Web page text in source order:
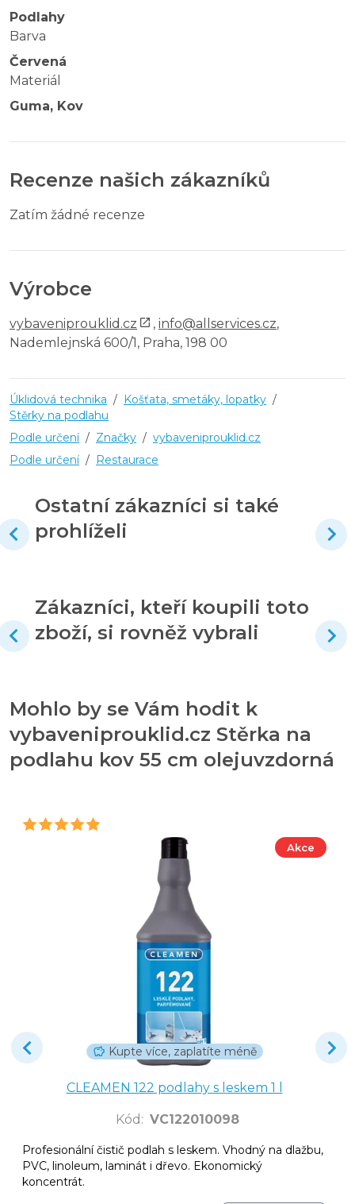
Podlahy
Barva
Červená
Materiál
Guma, Kov
Recenze našich zákazníků
Zatím žádné recenze
Výrobce
vybaveniprouklid.cz , info@allservices.cz,
Nademlejnská 600/1, Praha, 198 00
Úklidová technika / Košťata, smetáky, lopatky /
Stěrky na podlahu
Podle určení / Značky / vybaveniprouklid.cz
Podle určení / Restaurace
Ostatní zákazníci si také
prohlíželi
Zákazníci, kteří koupili toto
zboží, si rovněž vybrali
Mohlo by se Vám hodit k
vybaveniprouklid.cz Stěrka na
podlahu kov 55 cm olejuvzdorná
Akce
Kupte více, zaplatíte méně
CLEAMEN 122 podlahy s leskem 1 l
Kód : VC122010098
Profesionální čistič podlah s leskem. Vhodný na dlažbu,
PVC, linoleum, laminát i dřevo. Ekonomický
koncentrát.